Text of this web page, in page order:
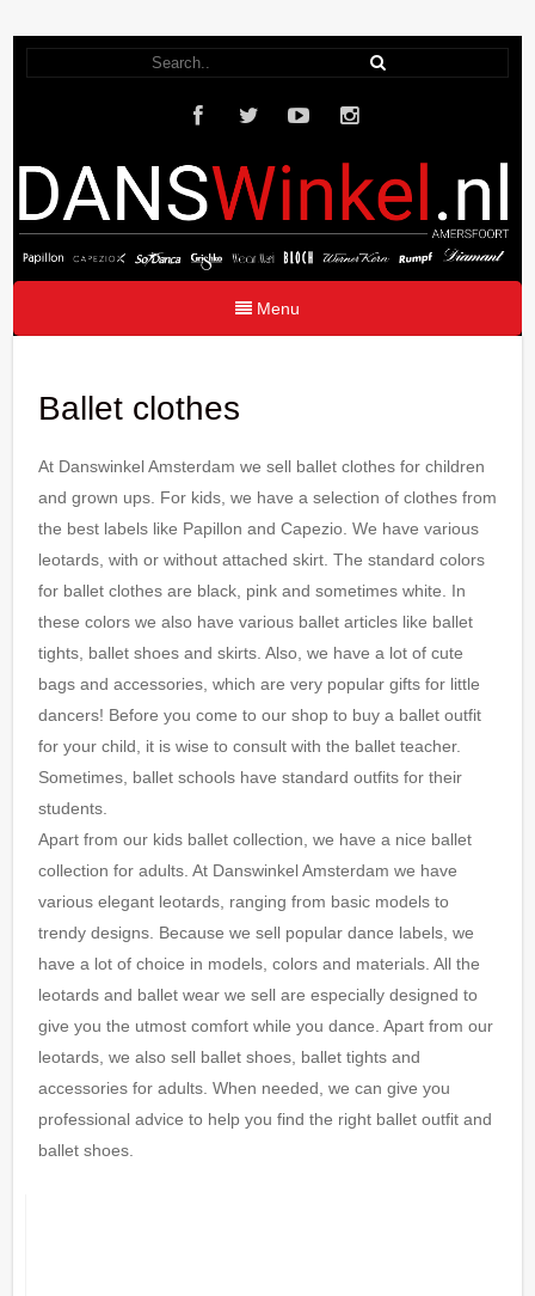
Menu
Ballet clothes
At Danswinkel Amsterdam we sell ballet clothes for children
and grown ups. For kids, we have a selection of clothes from
the best labels like Papillon and Capezio. We have various
leotards, with or without attached skirt. The standard colors
for ballet clothes are black, pink and sometimes white. In
these colors we also have various ballet articles like ballet
tights, ballet shoes and skirts. Also, we have a lot of cute
bags and accessories, which are very popular gifts for little
dancers! Before you come to our shop to buy a ballet outfit
for your child, it is wise to consult with the ballet teacher.
Sometimes, ballet schools have standard outfits for their
students.
Apart from our kids ballet collection, we have a nice ballet
collection for adults. At Danswinkel Amsterdam we have
various elegant leotards, ranging from basic models to
trendy designs. Because we sell popular dance labels, we
have a lot of choice in models, colors and materials. All the
leotards and ballet wear we sell are especially designed to
give you the utmost comfort while you dance. Apart from our
leotards, we also sell ballet shoes, ballet tights and
accessories for adults. When needed, we can give you
professional advice to help you find the right ballet outfit and
ballet shoes.